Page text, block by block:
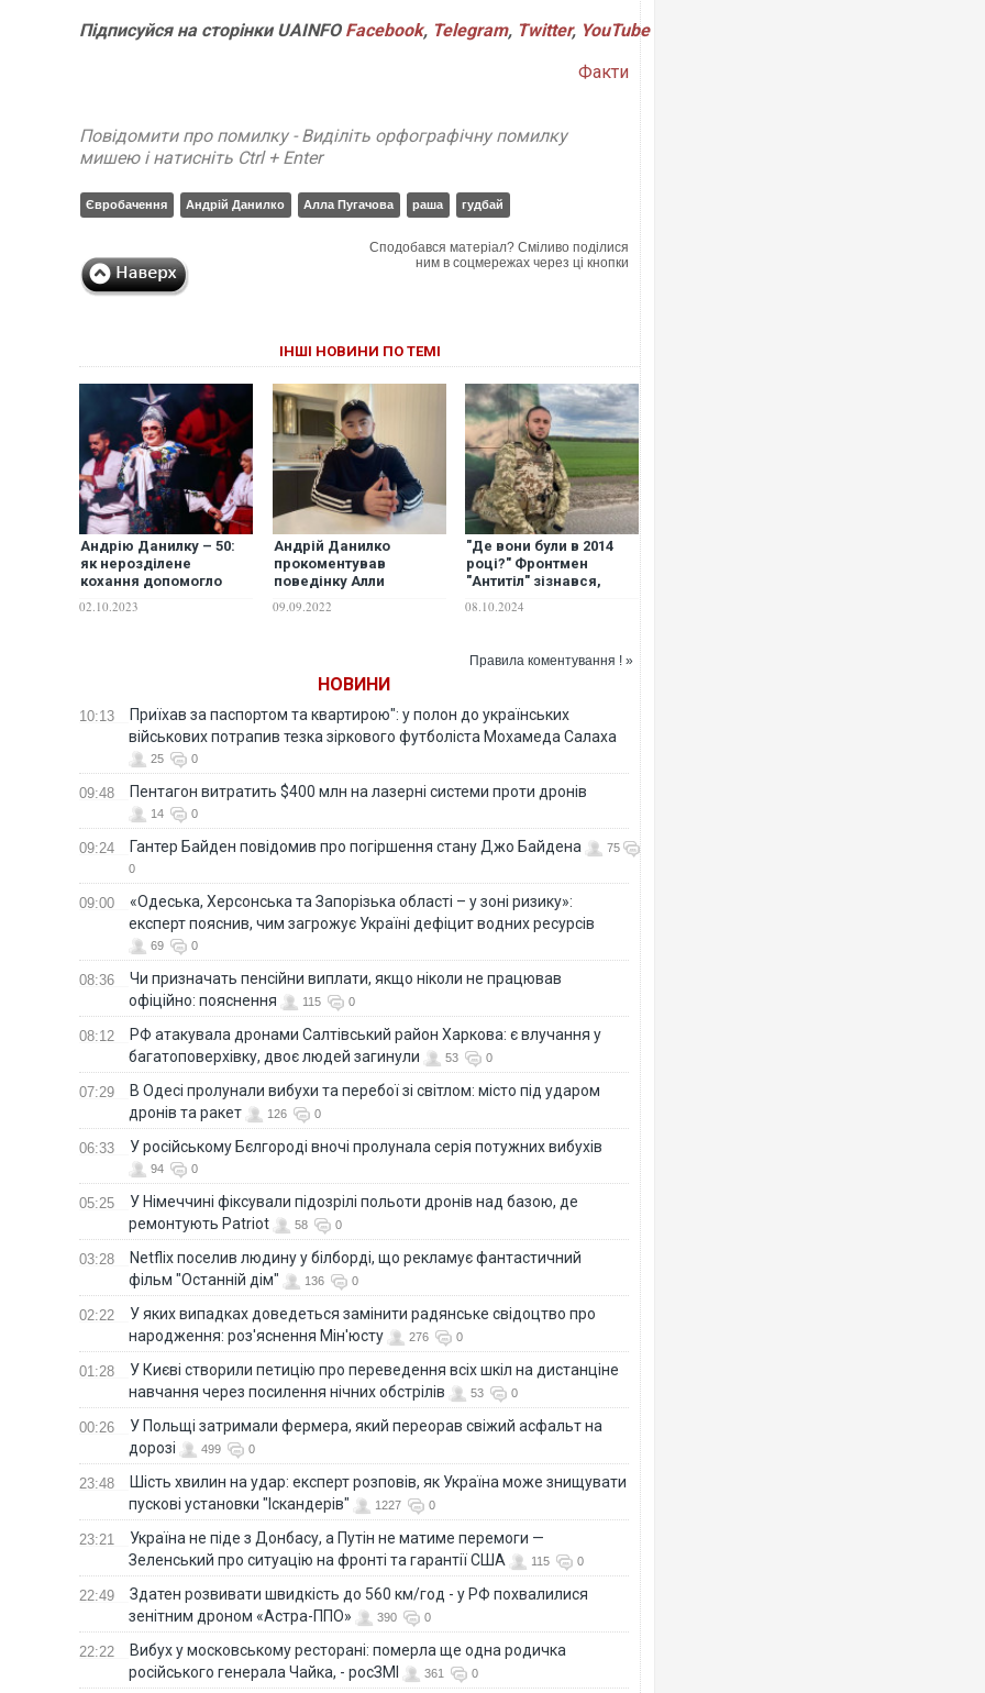
Підписуйся на сторінки UAINFO Facebook, Telegram, Twitter, YouTube
Факти
Повідомити про помилку - Виділіть орфографічну помилку
мишею і натисніть Ctrl + Enter
Євробачення Андрій Данилко Алла Пугачова раша гудбай
Сподобався матеріал? Сміливо поділися
ним в соцмережах через ці кнопки
ІНШІ НОВИНИ ПО ТЕМІ
Андрію Данилку – 50:
як нерозділене
кохання допомогло
Сердючку, що
02.10.2023
Андрій Данилко
прокоментував
поведінку Алли
Лорак і Корольової
09.09.2022
"Де вони були в 2014
році?" Фронтмен
"Антитіл" зізнався,
йому байдужі
08.10.2024
Правила коментування ! »
НОВИНИ
10:13
Приїхав за паспортом та квартирою": у полон до українських
військових потрапив тезка зіркового футболіста Мохамеда Салаха
25 0
09:48 Пентагон витратить $400 млн на лазерні системи проти дронів
14 0
09:24 Гантер Байден повідомив про погіршення стану Джо Байдена
75
0
09:00
«Одеська, Херсонська та Запорізька області – у зоні ризику»:
експерт пояснив, чим загрожує Україні дефіцит водних ресурсів
69 0
08:36
Чи призначать пенсійни виплати, якщо ніколи не працював
офіційно: пояснення
115 0
08:12
РФ атакувала дронами Салтівський район Харкова: є влучання у
багатоповерхівку, двоє людей загинули
53 0
07:29
В Одесі пролунали вибухи та перебої зі світлом: місто під ударом
дронів та ракет
126 0
06:33 У російському Бєлгороді вночі пролунала серія потужних вибухів
94 0
05:25
У Німеччині фіксували підозрілі польоти дронів над базою, де
ремонтують Patriot
58 0
03:28
Netflix поселив людину у білборді, що рекламує фантастичний
фільм "Останній дім"
136 0
02:22
У яких випадках доведеться замінити радянське свідоцтво про
народження: роз'яснення Мін'юсту
276 0
01:28
У Києві створили петицію про переведення всіх шкіл на дистанціне
навчання через посилення нічних обстрілів
53 0
00:26
У Польщі затримали фермера, який переорав свіжий асфальт на
дорозі
499 0
23:48
Шість хвилин на удар: експерт розповів, як Україна може знищувати
пускові установки "Іскандерів"
1227 0
23:21
Україна не піде з Донбасу, а Путін не матиме перемоги —
Зеленський про ситуацію на фронті та гарантії США
115 0
22:49
Здатен розвивати швидкість до 560 км/год - у РФ похвалилися
зенітним дроном «Астра-ППО»
390 0
22:22
Вибух у московському ресторані: померла ще одна родичка
російського генерала Чайка, - росЗМІ
361 0
Приїхав за паспортом та